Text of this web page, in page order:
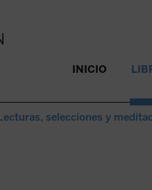
INICIO
selecciones y